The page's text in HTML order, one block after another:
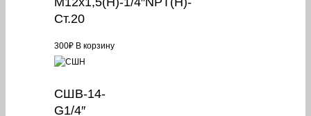
Ст.20
300₽ В корзину
СШВ-14-
G1/4″